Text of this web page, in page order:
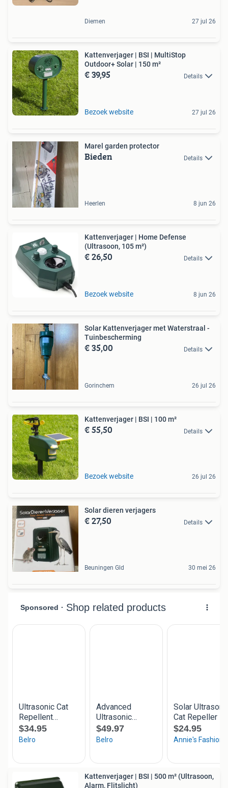
Diemen 27 jul 26
Kattenverjager | BSI | MultiStop
Outdoor+ Solar | 150 m²
€ 39,95 Details
Bezoek website 27 jul 26
Marel garden protector
Bieden Details
Heerlen 8 jun 26
Kattenverjager | Home Defense
(Ultrasoon, 105 m²)
€ 26,50 Details
Bezoek website 8 jun 26
Solar Kattenverjager met Waterstraal -
Tuinbescherming
€ 35,00 Details
Gorinchem 26 jul 26
Kattenverjager | BSI | 100 m²
€ 55,50 Details
Bezoek website 26 jul 26
Solar dieren verjagers
€ 27,50 Details
Beuningen Gld 30 mei 26
Kattenverjager | BSI | 500 m² (Ultrasoon,
Alarm, Flitslicht)